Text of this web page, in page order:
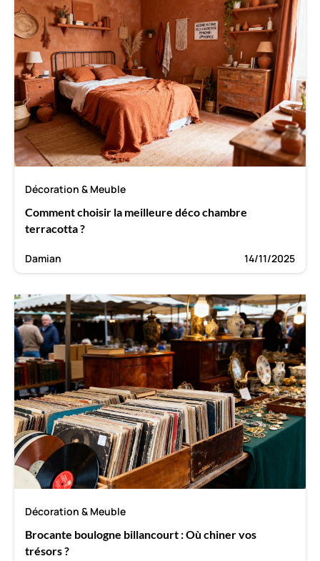
Décoration & Meuble
Comment choisir la meilleure déco chambre
terracotta ?
Damian 14/11/2025
Décoration & Meuble
Brocante boulogne billancourt : Où chiner vos
trésors ?